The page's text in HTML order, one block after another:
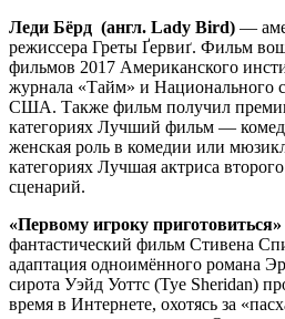
Леди Бёрд (англ. Lady Bird) —
режиссера Греты Ґервиґ. Фильм
фильмов 2017 Американского
журнала «Тайм» и Национального
США. Также фильм получил
категориях Лучший фильм —
женская роль в комедии или
категориях Лучшая актриса
сценарий.
«Первому игроку приготовиться»
фантастический фильм Стивена
адаптация одноимённого романа
сирота Уэйд Уоттс (Tye Sheridan)
время в Интернете, охотясь за